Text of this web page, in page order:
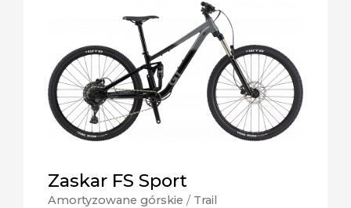
Zaskar FS Sport
Amortyzowane górskie / Trail